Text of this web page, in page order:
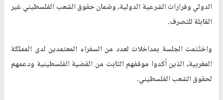
الدولي وقرارات الشرعية الدولية، وضمان حقوق الشعب الفلسطيني غير
القابلة للتصرف.
واختُتمت الجلسة بمداخلات لعدد من السفراء المعتمدين لدى المملكة
المغربية، الذين أكدوا موقفهم الثابت من القضية الفلسطينية ودعمهم
لحقوق الشعب الفلسطيني.